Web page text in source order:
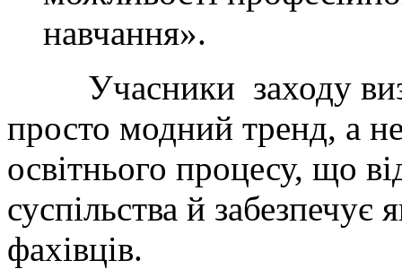
навчання».
Учасники заходу
просто модний тренд, а
освітнього процесу, що
суспільства й забезпечує
фахівців.